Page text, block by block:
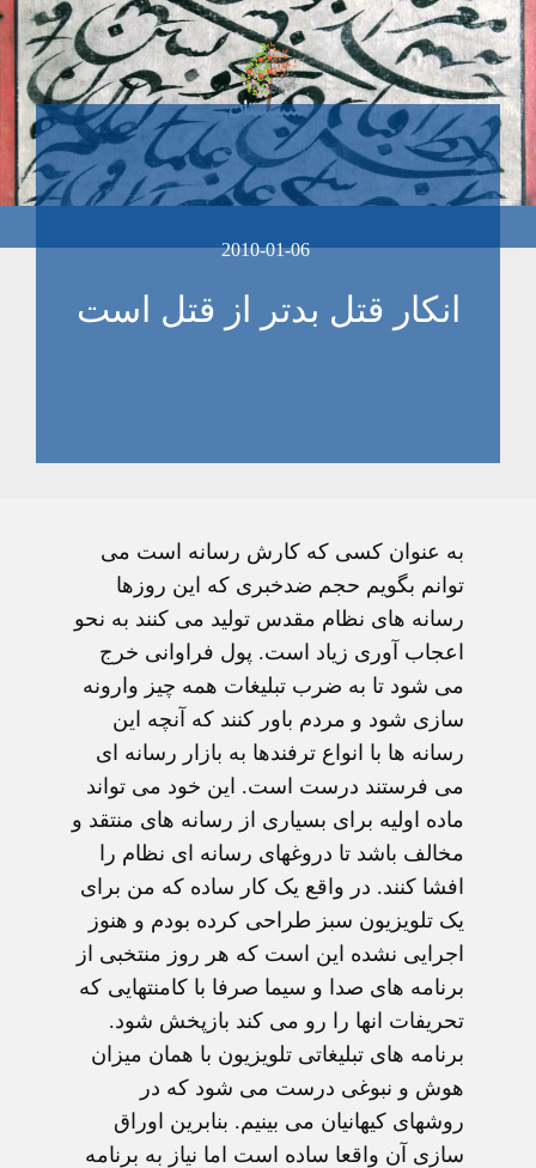
2010-01-06
انکار قتل بدتر از قتل است
به عنوان کسی که کارش رسانه است می
توانم بگویم حجم ضدخبری که این روزها
رسانه های نظام مقدس تولید می کنند به نحو
اعجاب آوری زیاد است. پول فراوانی خرج
می شود تا به ضرب تبلیغات همه چیز وارونه
سازی شود و مردم باور کنند که آنچه این
رسانه ها با انواع ترفندها به بازار رسانه ای
می فرستند درست است. این خود می تواند
ماده اولیه برای بسیاری از رسانه های منتقد و
مخالف باشد تا دروغهای رسانه ای نظام را
افشا کنند. در واقع یک کار ساده که من برای
یک تلویزیون سبز طراحی کرده بودم و هنوز
اجرایی نشده این است که هر روز منتخبی از
برنامه های صدا و سیما صرفا با کامنتهایی که
تحریفات انها را رو می کند بازپخش شود.
برنامه های تبلیغاتی تلویزیون با همان میزان
هوش و نبوغی درست می شود که در
روشهای کیهانیان می بینیم. بنابرین اوراق
سازی آن واقعا ساده است اما نیاز به برنامه